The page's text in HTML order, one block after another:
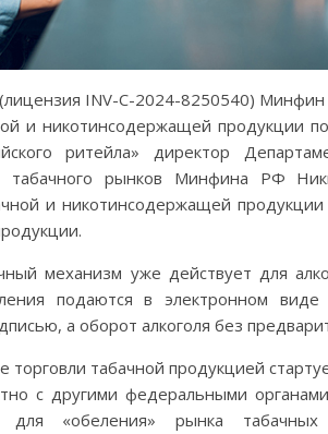
INV-C-2024-8250540)
и никотинсодержащей продукции
ритейла» директор
табачного рынков Минфина РФ
и никотинсодержащей
механизм уже действует для
подаются в электронном виде
а оборот алкоголя без
торговли табачной продукцией
с другими федеральными
для «обеления» рынка